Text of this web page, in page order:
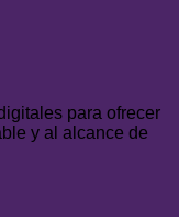
para ofrecer
y al alcance de